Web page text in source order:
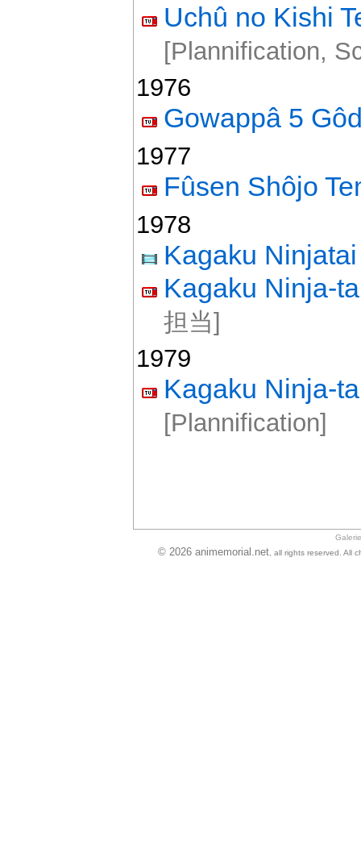
Uchû no Kishi
[Plannification,
1976
Gowappâ 5
1977
Fûsen Shôjo
1978
Kagaku
Kagaku Ninja-
担当]
1979
Kagaku Ninja-
[Plannification]
Galerie
© 2026 animemorial.net, all rights reserved. All